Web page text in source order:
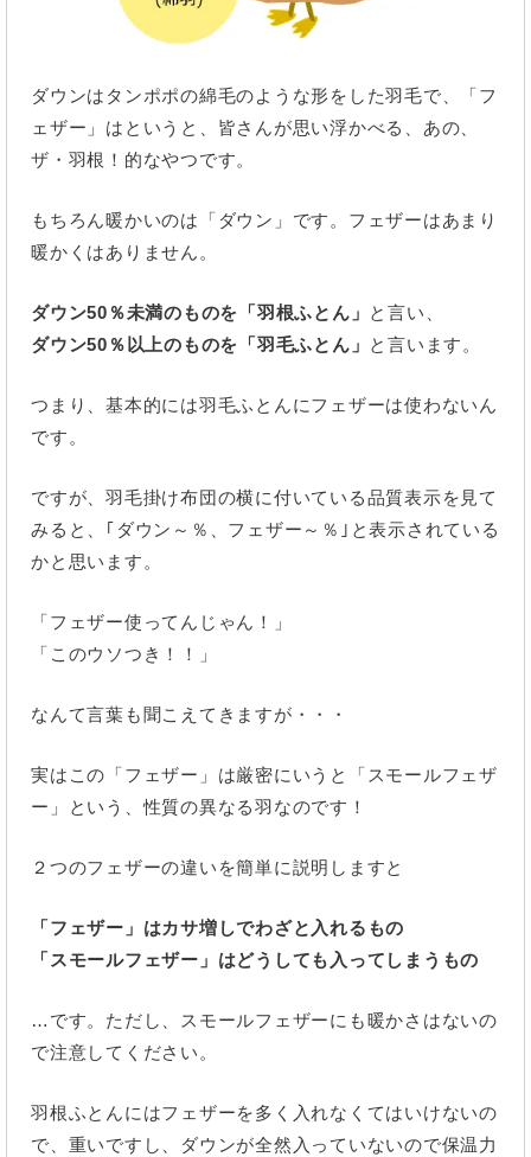
ダウンはタンポポの綿毛のような形をした羽毛で、「フ
ェザー」はというと、皆さんが思い浮かべる、あの、
ザ・羽根！的なやつです。
もちろん暖かいのは「ダウン」です。フェザーはあまり
暖かくはありません。
ダウン50％未満のものを「羽根ふとん」 と言い、
ダウン50％以上のものを「羽毛ふとん」 と言います。
つまり、基本的には羽毛ふとんにフェザーは使わないん
です。
ですが、羽毛掛け布団の横に付いている品質表示を見て
みると、｢ダウン～％、フェザー～％｣と表示されている
かと思います。
「フェザー使ってんじゃん！」
「このウソつき！！」
なんて言葉も聞こえてきますが・・・
実はこの「フェザー」は厳密にいうと「スモールフェザ
ー」という、性質の異なる羽なのです！
２つのフェザーの違いを簡単に説明しますと
「フェザー」はカサ増しでわざと入れるもの
「スモールフェザー」はどうしても入ってしまうもの
…です。ただし、スモールフェザーにも暖かさはないの
で注意してください。
羽根ふとんにはフェザーを多く入れなくてはいけないの
で、重いですし、ダウンが全然入っていないので保温力